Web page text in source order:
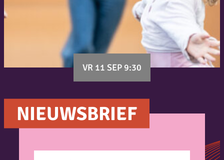
VR 11 SEP 9:30
NIEUWSBRIEF